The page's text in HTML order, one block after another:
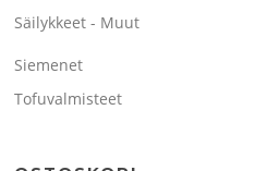
Säilykkeet - Muut
Siemenet
Tofuvalmisteet